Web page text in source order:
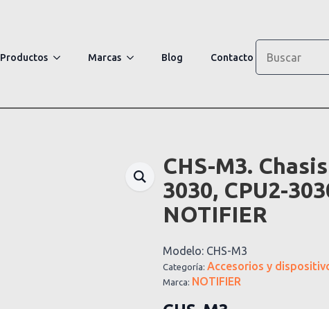
Productos Marcas Blog Contacto
CHS-M3.
3030, CPU2-
NOTIFIER
Modelo: CHS-M3
Categoría: Accesorios y
Marca: NOTIFIER